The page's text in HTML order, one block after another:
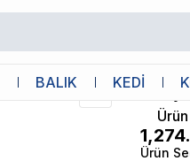
BALIK KEDİRS
RS
Ürün